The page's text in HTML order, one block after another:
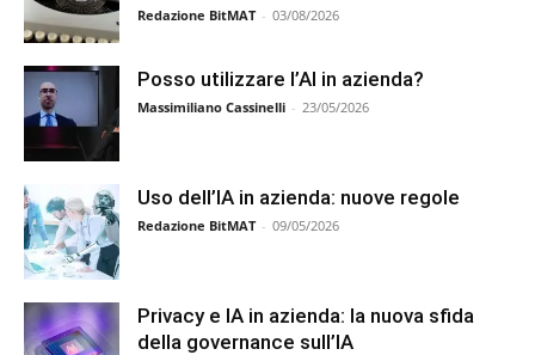
Redazione BitMAT - 03/08/2026
Posso utilizzare l’AI in azienda?
Massimiliano Cassinelli - 23/05/2026
Uso dell’IA in azienda: nuove regole
Redazione BitMAT - 09/05/2026
Privacy e IA in azienda: la nuova sfida
della governance sull’IA